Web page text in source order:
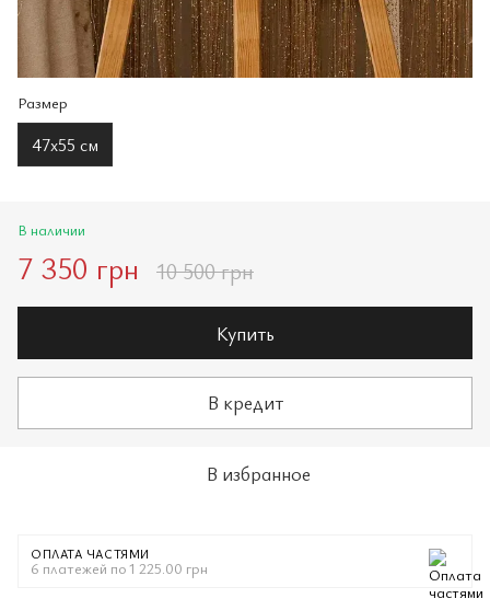
Размер
47х55 см
В наличии
7 350 грн 10 500 грн
Купить
В кредит
В избранное
ОПЛАТА ЧАСТЯМИ
6 платежей по 1 225.00 грн